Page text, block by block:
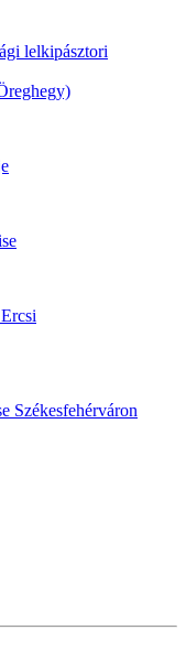
lelkipásztori
Székesfehérváron